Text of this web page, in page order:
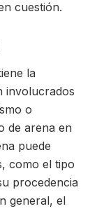
cuestión.
la
involucrados
o
de arena en
puede
como el tipo
procedencia
general, el